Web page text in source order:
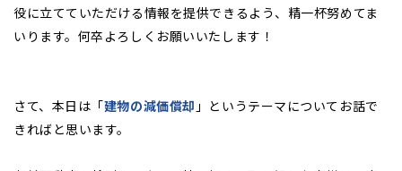
役に立てていただける情報を提供できるよう、精一杯努めてま
いります。何卒よろしくお願いいたします！
さて、本日は「建物の減価償却 」というテーマについてお話で
きればと思います。